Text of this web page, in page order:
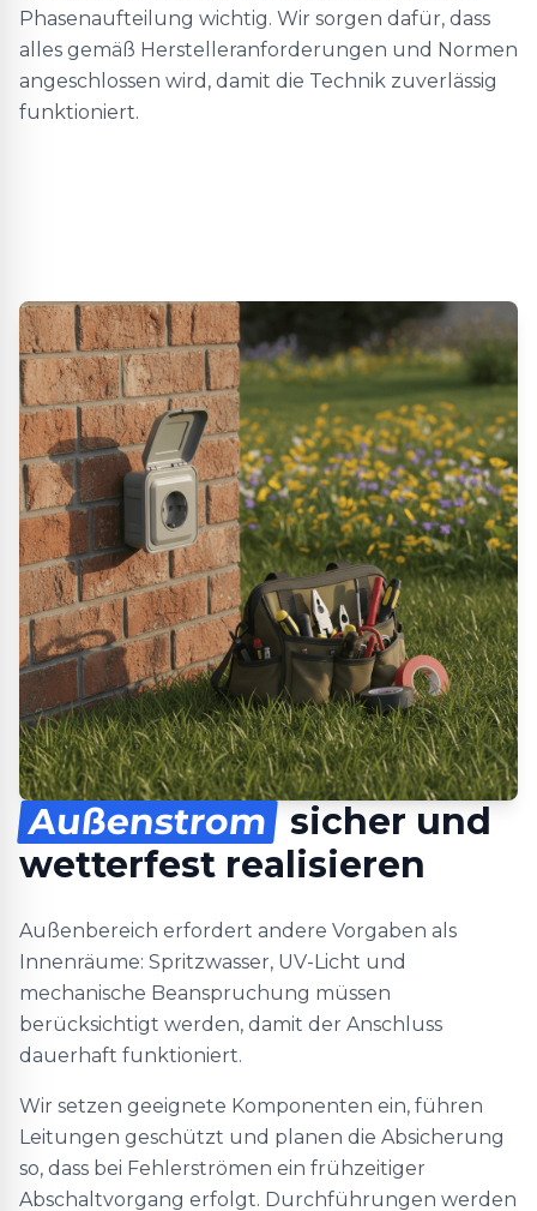
Phasenaufteilung wichtig. Wir sorgen dafür, dass
alles gemäß Herstelleranforderungen und Normen
angeschlossen wird, damit die Technik zuverlässig
funktioniert.
Außenstrom sicher und
wetterfest realisieren
Außenbereich erfordert andere Vorgaben als
Innenräume: Spritzwasser, UV-Licht und
mechanische Beanspruchung müssen
berücksichtigt werden, damit der Anschluss
dauerhaft funktioniert.
Wir setzen geeignete Komponenten ein, führen
Leitungen geschützt und planen die Absicherung
so, dass bei Fehlerströmen ein frühzeitiger
Abschaltvorgang erfolgt. Durchführungen werden